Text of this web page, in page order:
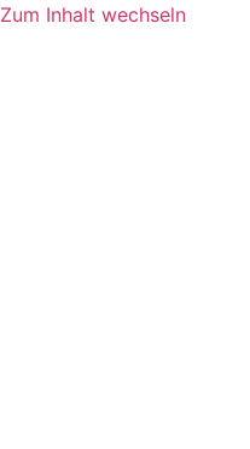
Zum Inhalt wechseln